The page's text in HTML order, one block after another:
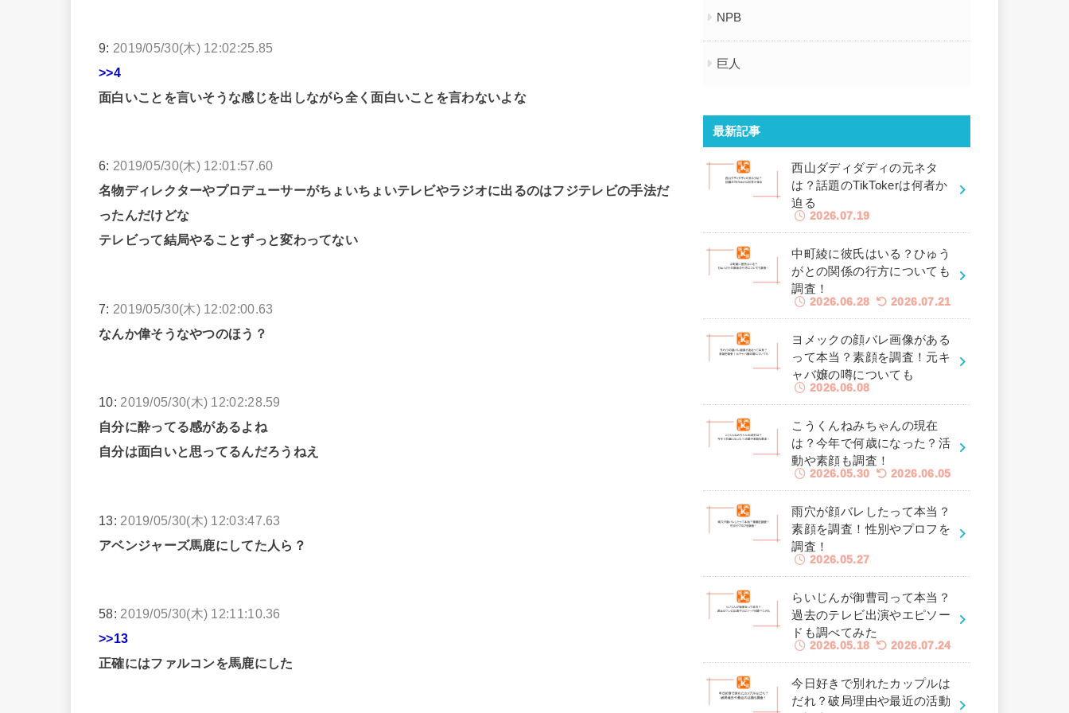
9: 2019/05/30(木) 12:02:25.85
>>4
面白いことを言いそうな感じを出しながら全く面白いことを言わないよな
6: 2019/05/30(木) 12:01:57.60
名物ディレクターやプロデューサーがちょいちょいテレビやラジオに出るのはフジテレビの手法だ
ったんだけどな
テレビって結局やることずっと変わってない
7: 2019/05/30(木) 12:02:00.63
なんか偉そうなやつのほう？
10: 2019/05/30(木) 12:02:28.59
自分に酔ってる感があるよね
自分は面白いと思ってるんだろうねえ
13: 2019/05/30(木) 12:03:47.63
アベンジャーズ馬鹿にしてた人ら？
58: 2019/05/30(木) 12:11:10.36
>>13
正確にはファルコンを馬鹿にした
NPB
巨人
最新記事
西山ダディダディの元ネタ
は？話題のTikTokerは何者か
迫る
2026.07.19
中町綾に彼氏はいる？ひゅう
がとの関係の行方についても
調査！
2026.06.28 2026.07.21
ヨメックの顔バレ画像がある
って本当？素顔を調査！元キ
ャバ嬢の噂についても
2026.06.08
こうくんねみちゃんの現在
は？今年で何歳になった？活
動や素顔も調査！
2026.05.30 2026.06.05
雨穴が顔バレしたって本当？
素顔を調査！性別やプロフを
調査！
2026.05.27
らいじんが御曹司って本当？
過去のテレビ出演やエピソー
ドも調べてみた
2026.05.18 2026.07.24
今日好きで別れたカップルは
だれ？破局理由や最近の活動